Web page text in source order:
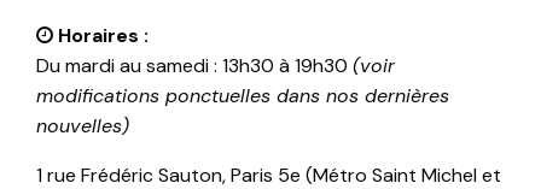
Horaires :
Du mardi au samedi : 13h30 à 19h30 (voir
modifications ponctuelles dans nos dernières
nouvelles)
1 rue Frédéric Sauton, Paris 5e (Métro Saint Michel et